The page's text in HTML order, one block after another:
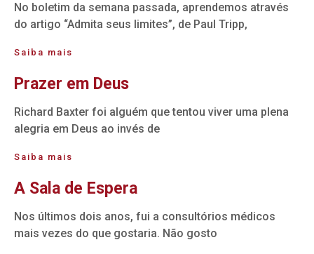
No boletim da semana passada, aprendemos através
do artigo “Admita seus limites”, de Paul Tripp,
Saiba mais
Prazer em Deus
Richard Baxter foi alguém que tentou viver uma plena
alegria em Deus ao invés de
Saiba mais
A Sala de Espera
Nos últimos dois anos, fui a consultórios médicos
mais vezes do que gostaria. Não gosto